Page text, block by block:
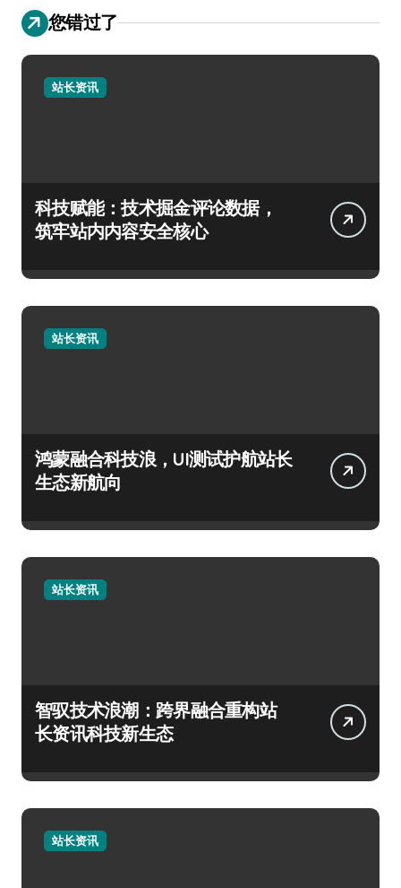
您错过了
站长资讯
科技赋能：技术掘金评论数据，
筑牢站内内容安全核心
站长资讯
鸿蒙融合科技浪，UI测试护航站长
生态新航向
站长资讯
智驭技术浪潮：跨界融合重构站
长资讯科技新生态
站长资讯